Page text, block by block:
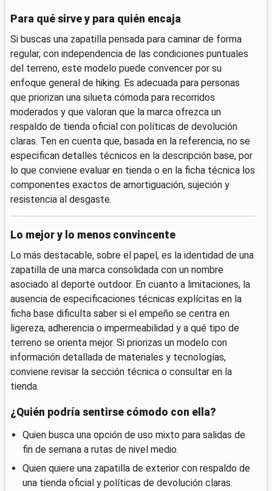
Para qué sirve y para quién encaja
Si buscas una zapatilla pensada para caminar de forma
regular, con independencia de las condiciones puntuales
del terreno, este modelo puede convencer por su
enfoque general de hiking. Es adecuada para personas
que priorizan una silueta cómoda para recorridos
moderados y que valoran que la marca ofrezca un
respaldo de tienda oficial con políticas de devolución
claras. Ten en cuenta que, basada en la referencia, no se
especifican detalles técnicos en la descripción base, por
lo que conviene evaluar en tienda o en la ficha técnica los
componentes exactos de amortiguación, sujeción y
resistencia al desgaste.
Lo mejor y lo menos convincente
Lo más destacable, sobre el papel, es la identidad de una
zapatilla de una marca consolidada con un nombre
asociado al deporte outdoor. En cuanto a limitaciones, la
ausencia de especificaciones técnicas explícitas en la
ficha base dificulta saber si el empeño se centra en
ligereza, adherencia o impermeabilidad y a qué tipo de
terreno se orienta mejor. Si priorizas un modelo con
información detallada de materiales y tecnologías,
conviene revisar la sección técnica o consultar en la
tienda.
¿Quién podría sentirse cómodo con ella?
Quien busca una opción de uso mixto para salidas de
fin de semana a rutas de nivel medio.
Quien quiere una zapatilla de exterior con respaldo de
una tienda oficial y políticas de devolución claras.